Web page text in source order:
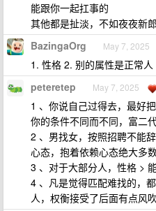
能跟你一起扛事的
其他都是扯淡，不如夜夜新郎
BazingaOrg May 7, 2025
1. 性格 2. 别的属性是正常人
peteretep May 7, 2025
1 、你说自己过得去，最好
你的条件不同而不同，富二
2 、男找女，按照招聘不能
心态，抱着依赖心态绝大多
3 、对于大部分人，性格 >
4 、凡是觉得匹配难找的，
人，权衡接受了后面有点风